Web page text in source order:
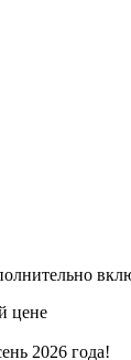
цене